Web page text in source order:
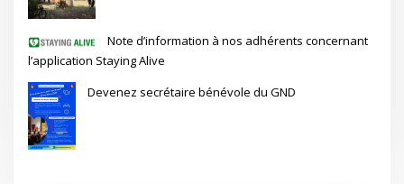
Note d’information à nos adhérents concernant
l’application Staying Alive
Devenez secrétaire bénévole du GND